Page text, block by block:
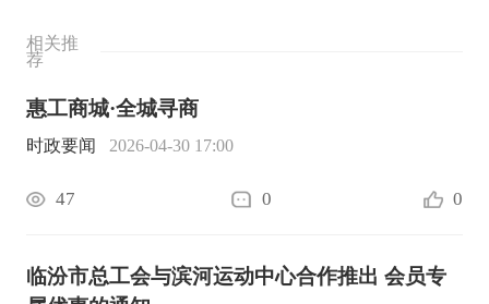
相关推
荐
惠工商城·全城寻商
时政要闻 2026-04-30 17:00
47 0 0
临汾市总工会与滨河运动中心合作推出 会员专